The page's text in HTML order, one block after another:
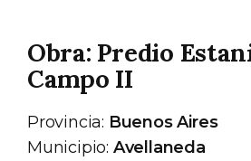
Obra: Predio
Campo II
Provincia: Buenos Aires
Municipio: Avellaneda